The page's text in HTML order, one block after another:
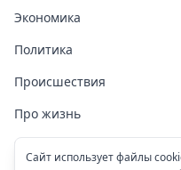
Экономика
Политика
Происшествия
Про жизнь
Здоровье
Сайт использует файлы